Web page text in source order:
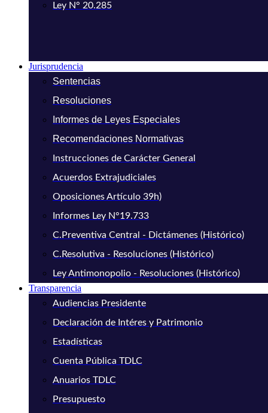
Ley N° 20.285
Jurisprudencia
Sentencias
Resoluciones
Informes de Leyes Especiales
Recomendaciones Normativas
Instrucciones de Carácter General
Acuerdos Extrajudiciales
Oposiciones Artículo 39h)
Informes Ley N°19.733
C.Preventiva Central - Dictámenes (Histórico)
C.Resolutiva - Resoluciones (Histórico)
Ley Antimonopolio - Resoluciones (Histórico)
Transparencia
Audiencias Presidente
Declaración de Intéres y Patrimonio
Estadísticas
Cuenta Pública TDLC
Anuarios TDLC
Presupuesto